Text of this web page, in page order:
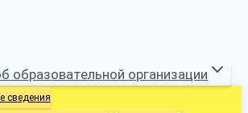
образовательной организации
сведения